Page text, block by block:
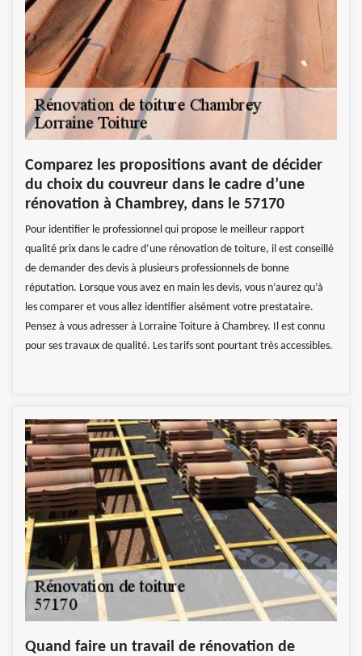
Comparez les propositions avant de décider
du choix du couvreur dans le cadre d’une
rénovation à Chambrey, dans le 57170
Pour identifier le professionnel qui propose le meilleur rapport
qualité prix dans le cadre d’une rénovation de toiture, il est conseillé
de demander des devis à plusieurs professionnels de bonne
réputation. Lorsque vous avez en main les devis, vous n’aurez qu’à
les comparer et vous allez identifier aisément votre prestataire.
Pensez à vous adresser à Lorraine Toiture à Chambrey. Il est connu
pour ses travaux de qualité. Les tarifs sont pourtant très accessibles.
Quand faire un travail de rénovation de